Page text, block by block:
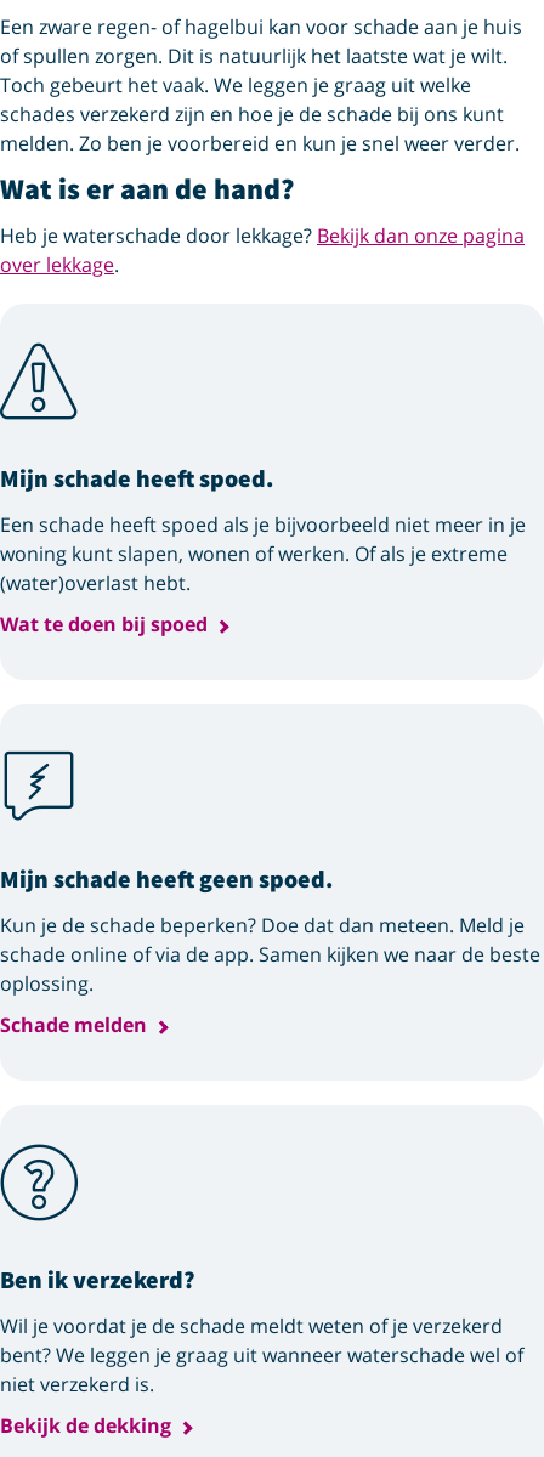
Een zware regen- of hagelbui kan voor schade aan je huis
of spullen zorgen. Dit is natuurlijk het laatste wat je wilt.
Toch gebeurt het vaak. We leggen je graag uit welke
schades verzekerd zijn en hoe je de schade bij ons kunt
melden. Zo ben je voorbereid en kun je snel weer verder.
Wat is er aan de hand?
Heb je waterschade door lekkage? Bekijk dan onze pagina
over lekkage.
Mijn schade heeft spoed.
Een schade heeft spoed als je bijvoorbeeld niet meer in je
woning kunt slapen, wonen of werken. Of als je extreme
(water)overlast hebt.
Wat te doen bij spoed
Mijn schade heeft geen spoed.
Kun je de schade beperken? Doe dat dan meteen. Meld je
schade online of via de app. Samen kijken we naar de beste
oplossing.
Schade melden
Ben ik verzekerd?
Wil je voordat je de schade meldt weten of je verzekerd
bent? We leggen je graag uit wanneer waterschade wel of
niet verzekerd is.
Bekijk de dekking